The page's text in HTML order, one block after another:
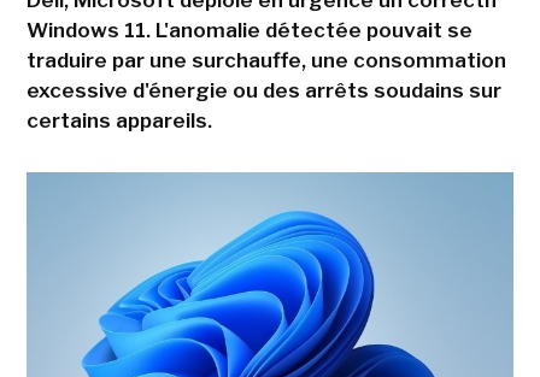
Windows 11. L'anomalie détectée pouvait se
traduire par une surchauffe, une consommation
excessive d'énergie ou des arrêts soudains sur
certains appareils.